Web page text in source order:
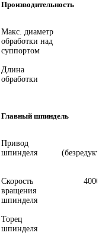
Производительность
Макс. диаметр
обработки над
суппортом
Длина
обработки
Главный шпиндель
Привод
шпинделя
Скорость
вращения
шпинделя
Торец
шпинделя